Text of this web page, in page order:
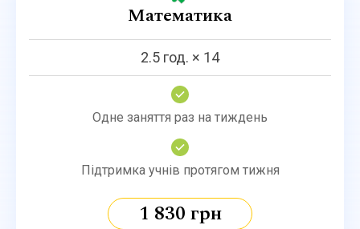
Математика
2.5 год. × 14
Одне заняття раз на тиждень
Підтримка учнів протягом тижня
1 830 грн